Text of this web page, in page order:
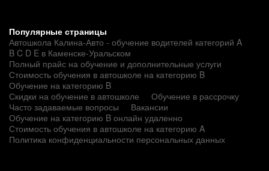
Популярные страницы
Автошкола Калина-Авто - обучение водителей категорий A
B C D E в Каменске-Уральском
Полный прайс на обучение и дополнительные услуги
Стоимость обучения в автошколе на категорию B
Обучение на категорию B
Скидки на обучение в автошколе
Обучение в рассрочку
Часто задаваемые вопросы
Вакансии
Обучение на категорию B онлайн удаленно
Стоимость обучения в автошколе на категорию A
Политика конфиденциальности персональных данных